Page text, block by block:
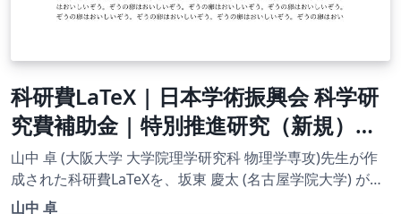
科研費LaTeX | 日本学術振興会 科学研
究費補助金 | 特別推進研究（新規）・
日本語版その１ | 2020.09.02
山中 卓 (大阪大学 大学院理学研究科 物理学専攻)先生が作
成された科研費LaTeXを、坂東 慶太 (名古屋学院大学) が了
承を得てテンプレート登録しています。 詳細はこちら↓を
山中 卓